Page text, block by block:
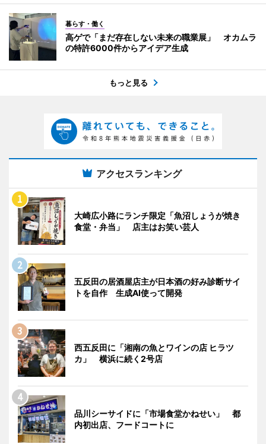
暮らす・働く
高ゲで「まだ存在しない未来の職業展」 オカムラ
の特許6000件からアイデア生成
もっと見る
アクセスランキング
大崎広小路にランチ限定「魚沼しょうが焼き
食堂・弁当」 店主はお笑い芸人
五反田の居酒屋店主が日本酒の好み診断サイ
トを自作 生成AI使って開発
西五反田に「湘南の魚とワインの店 ヒラツ
カ」 横浜に続く2号店
品川シーサイドに「市場食堂かねせい」 都
内初出店、フードコートに